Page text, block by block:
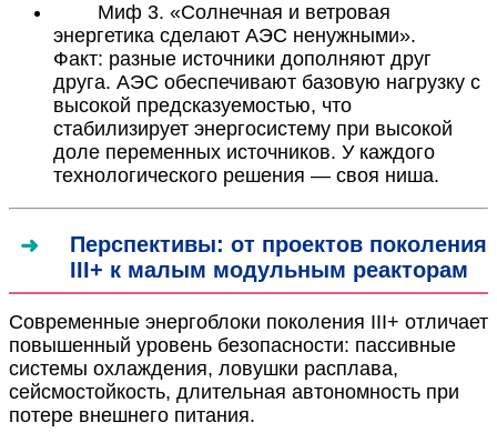
Миф 3. «Солнечная и ветровая
энергетика сделают АЭС ненужными».
Факт: разные источники дополняют друг
друга. АЭС обеспечивают базовую нагрузку с
высокой предсказуемостью, что
стабилизирует энергосистему при высокой
доле переменных источников. У каждого
технологического решения — своя ниша.
Перспективы: от проектов поколения
III+ к малым модульным реакторам
Современные энергоблоки поколения III+ отличает
повышенный уровень безопасности: пассивные
системы охлаждения, ловушки расплава,
сейсмостойкость, длительная автономность при
потере внешнего питания.